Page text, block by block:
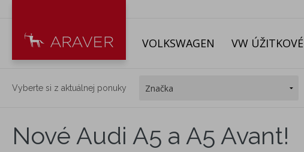
VOLKSWAGEN VW ÚŽITKOVÉ
Vyberte si z aktuálnej ponuky
Nové Audi A5 a A5 Avant!